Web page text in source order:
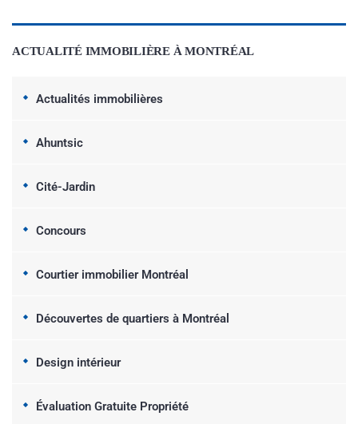
ACTUALITÉ IMMOBILIÈRE À MONTRÉAL
Actualités immobilières
Ahuntsic
Cité-Jardin
Concours
Courtier immobilier Montréal
Découvertes de quartiers à Montréal
Design intérieur
Évaluation Gratuite Propriété